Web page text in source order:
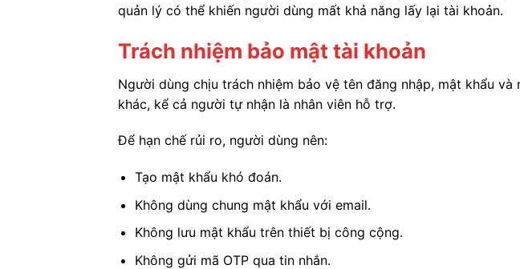
quản lý có thể khiến người dùng mất khả năng lấy lại tài khoản.
Trách nhiệm bảo mật tài khoản
Người dùng chịu trách nhiệm bảo vệ tên đăng nhập, mật khẩu
khác, kể cả người tự nhận là nhân viên hỗ trợ.
Để hạn chế rủi ro, người dùng nên:
Tạo mật khẩu khó đoán.
Không dùng chung mật khẩu với email.
Không lưu mật khẩu trên thiết bị công cộng.
Không gửi mã OTP qua tin nhắn.